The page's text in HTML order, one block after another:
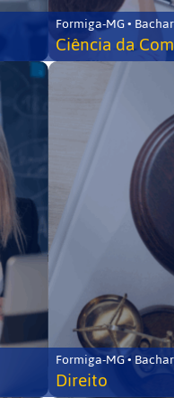
Formiga-MG •
Ciência da
Formiga-MG •
Direito